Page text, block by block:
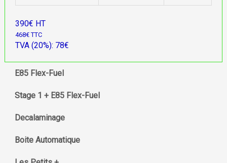
390€ HT
468€ TTC
TVA (20%): 78€
E85 Flex-Fuel
Stage 1 + E85 Flex-Fuel
Decalaminage
Boite Automatique